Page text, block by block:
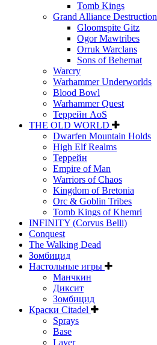
Tomb Kings
Grand Alliance Destruction
Gloomspite Gitz
Ogor Mawtribes
Orruk Warclans
Sons of Behemat
Warcry
Warhammer Underworlds
Blood Bowl
Warhammer Quest
Террейн AoS
THE OLD WORLD
Dwarfen Mountain Holds
High Elf Realms
Террейн
Empire of Man
Warriors of Chaos
Kingdom of Bretonia
Orc & Goblin Tribes
Tomb Kings of Khemri
INFINITY (Corvus Belli)
Conquest
The Walking Dead
Зомбицид
Настольные игры
Манчкин
Диксит
Зомбицид
Краски Citadel
Sprays
Base
Layer